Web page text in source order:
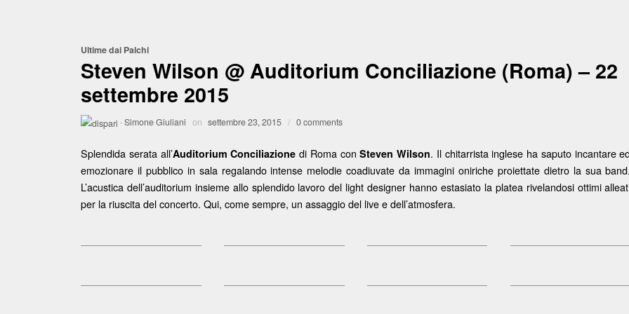
Ultime dai Palchi
Steven Wilson @ Auditorium Conciliazione (Roma) – 22
settembre 2015
·Simone Giuliani on settembre 23, 2015 / 0 comments
Splendida serata all’Auditorium Conciliazione di Roma conSteven Wilson. Il chitarrista inglese ha saputo incantare
emozionare il pubblico in sala regalando intense melodie coadiuvate da immagini oniriche proiettate dietro la sua band.
L’acustica dell’auditorium insieme allo splendido lavoro del light designer hanno estasiato la platea rivelandosi ottimi
per la riuscita del concerto. Qui, come sempre, un assaggio del live e dell’atmosfera.